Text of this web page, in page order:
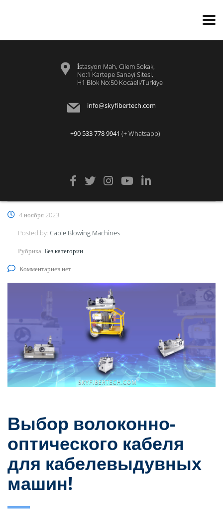
İstasyon Mah, Cilem Sokak,
No:1 Kartepe Sanayi Sitesi,
H1 Blok No:50 Kocaeli/Turkiye
info@skyfibertech.com
+90 533 778 9941 (+ Whatsapp)
4 ноября 2023
Posted by: Cable Blowing Machines
Рубрика: Без категории
Комментариев нет
Выбор волоконно-
оптического кабеля
для кабелевыдувных
машин!